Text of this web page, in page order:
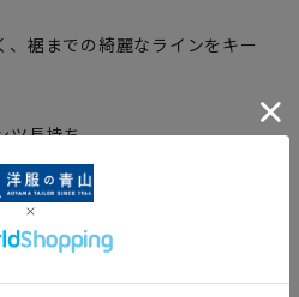
裾までの綺麗なラインをキー
ツ長持ち。
)》 (当社比)
色味やサイズ等の仕様に変更が